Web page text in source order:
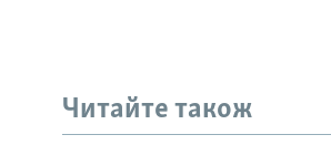
Читайте також